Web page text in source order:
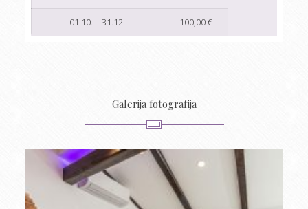
01.10. – 31.12. 100,00 €
Galerija fotografija